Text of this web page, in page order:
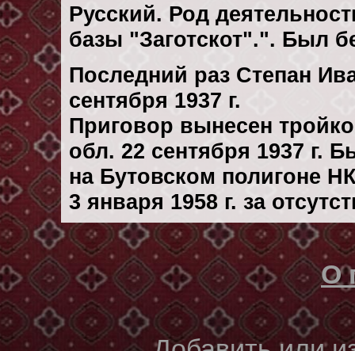
Русский. Род
базы "Заготскот".". Был
Последний раз Степан
сентября 1937 г.
Приговор вынесен
обл. 22 сентября 1937 г.
на Бутовском полигоне
3 января 1958 г. за
О